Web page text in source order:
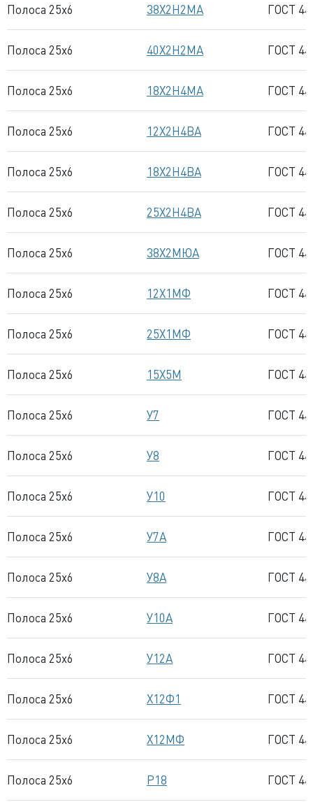
Полоса 25x6 38Х2Н2МА ГОСТ
Полоса 25x6 40Х2Н2МА ГОСТ
Полоса 25x6 18Х2Н4МА ГОСТ
Полоса 25x6 12Х2Н4ВА ГОСТ
Полоса 25x6 18Х2Н4ВА ГОСТ
Полоса 25x6 25Х2Н4ВА ГОСТ
Полоса 25x6 38Х2МЮА ГОСТ
Полоса 25x6 12Х1МФ ГОСТ
Полоса 25x6 25Х1МФ ГОСТ
Полоса 25x6 15Х5М ГОСТ
Полоса 25x6 У7 ГОСТ
Полоса 25x6 У8 ГОСТ
Полоса 25x6 У10 ГОСТ
Полоса 25x6 У7А ГОСТ
Полоса 25x6 У8А ГОСТ
Полоса 25x6 У10А ГОСТ
Полоса 25x6 У12А ГОСТ
Полоса 25x6 Х12Ф1 ГОСТ
Полоса 25x6 Х12МФ ГОСТ
Полоса 25x6 Р18 ГОСТ